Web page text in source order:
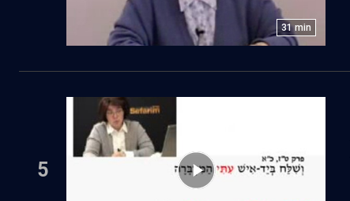
31 min
5